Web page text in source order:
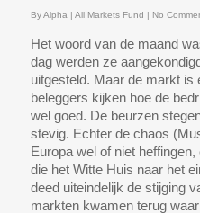
By Alpha | All Markets Fund | No
Het woord van de maand
dag werden ze
uitgesteld. Maar de markt is
beleggers kijken hoe de
wel goed. De beurzen
stevig. Echter de chaos
Europa wel of niet
die het Witte Huis naar het
deed uiteindelijk de stijging
markten kwamen terug